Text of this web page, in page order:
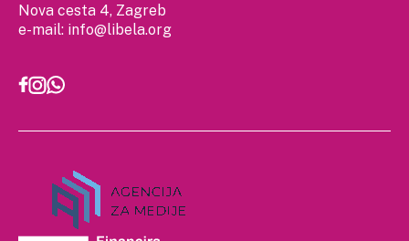
Nova cesta 4, Zagreb
e-mail: info@libela.org